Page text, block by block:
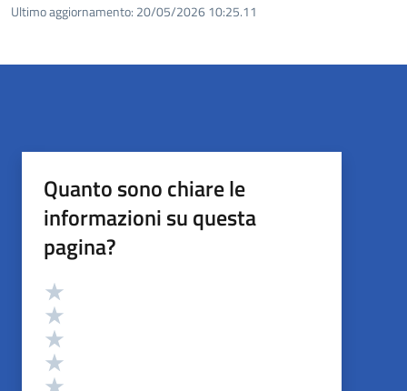
Ultimo aggiornamento: 20/05/2026 10:25.11
Quanto sono chiare le
informazioni su questa
pagina?
Valutazione